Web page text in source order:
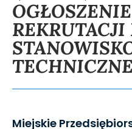
REKRUTACJI
Miejskie